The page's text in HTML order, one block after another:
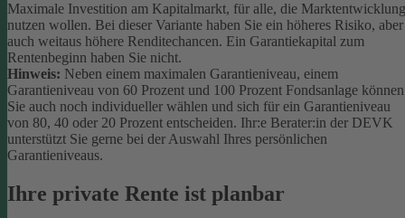
Maximale Investition am Kapitalmarkt, für alle, die Marktentwicklung
nutzen wollen. Bei dieser Variante haben Sie ein höheres Risiko, aber
auch weitaus höhere Renditechancen. Ein Garantiekapital zum
Rentenbeginn haben Sie nicht.
Hinweis: Neben einem maximalen Garantieniveau, einem
Garantieniveau von 60 Prozent und 100 Prozent Fondsanlage können
Sie auch noch individueller wählen und sich für ein Garantieniveau
von 80, 40 oder 20 Prozent entscheiden. Ihr:e Berater:in der DEVK
unterstützt Sie gerne bei der Auswahl Ihres persönlichen
Garantieniveaus.
Ihre private Rente ist planbar